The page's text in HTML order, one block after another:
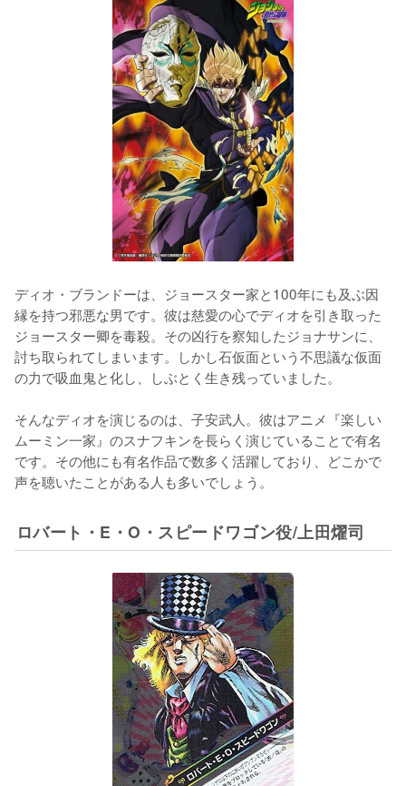
ディオ・ブランドーは、ジョースター家と100年にも及ぶ因
縁を持つ邪悪な男です。彼は慈愛の心でディオを引き取った
ジョースター卿を毒殺。その凶行を察知したジョナサンに、
討ち取られてしまいます。しかし石仮面という不思議な仮面
の力で吸血鬼と化し、しぶとく生き残っていました。
そんなディオを演じるのは、子安武人。彼はアニメ『楽しい
ムーミン一家』のスナフキンを長らく演じていることで有名
です。その他にも有名作品で数多く活躍しており、どこかで
声を聴いたことがある人も多いでしょう。
ロバート・E・O・スピードワゴン役/上田燿司